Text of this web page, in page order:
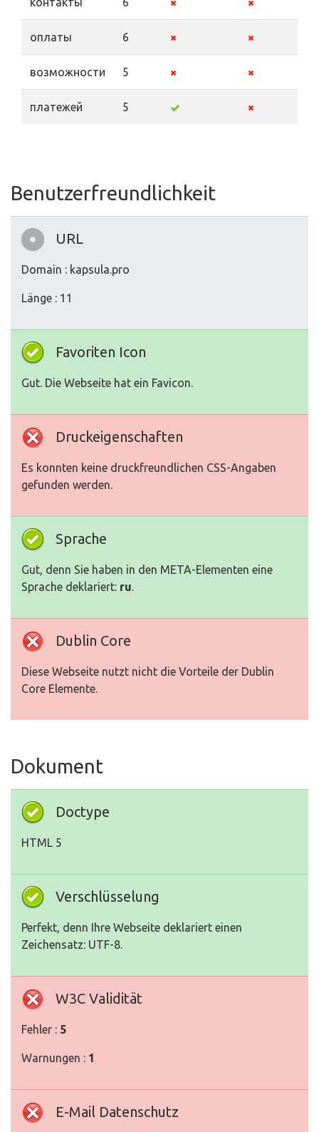
оплаты 6
возможности 5
платежей 5
Benutzerfreundlichkeit
URL
Domain : kapsula.pro
Länge : 11
Favoriten Icon
Gut. Die Webseite hat ein Favicon.
Druckeigenschaften
Es konnten keine druckfreundlichen CSS-Angaben
gefunden werden.
Sprache
Gut, denn Sie haben in den META-Elementen eine
Sprache deklariert: ru.
Dublin Core
Diese Webseite nutzt nicht die Vorteile der Dublin
Core Elemente.
Dokument
Doctype
HTML 5
Verschlüsselung
Perfekt, denn Ihre Webseite deklariert einen
Zeichensatz: UTF-8.
W3C Validität
Fehler : 5
Warnungen : 1
E-Mail Datenschutz